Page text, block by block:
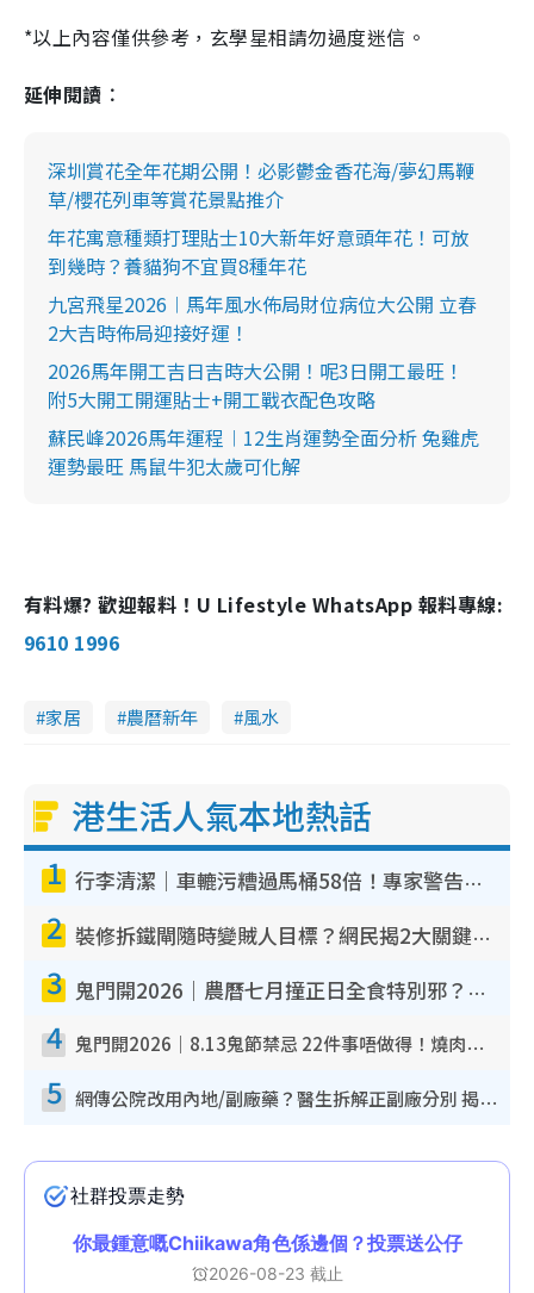
*以上內容僅供參考，玄學星相請勿過度迷信。
延伸閱讀︰
深圳賞花全年花期公開！必影鬱金香花海/夢幻馬鞭
草/櫻花列車等賞花景點推介
年花寓意種類打理貼士10大新年好意頭年花！可放
到幾時？養貓狗不宜買8種年花
九宮飛星2026︱馬年風水佈局財位病位大公開 立春
2大吉時佈局迎接好運！
2026馬年開工吉日吉時大公開！呢3日開工最旺！
附5大開工開運貼士+開工戰衣配色攻略
蘇民峰2026馬年運程︱12生肖運勢全面分析 兔雞虎
運勢最旺 馬鼠牛犯太歲可化解
有料爆? 歡迎報料！U Lifestyle WhatsApp 報料專線:
9610 1996
家居 農曆新年 風水
港生活人氣本地熱話
1 行李清潔｜車轆污糟過馬桶58倍！專家警告忌用酒精抹 教1招免污手除菌
2 裝修拆鐵閘隨時變賊人目標？網民揭2大關鍵用途：裝新式等於白裝？附新舊鐵閘分別
3 鬼門開2026｜農曆七月撞正日全食特別邪？專家警告切忌做一事！揭4大禁忌+2招保平安
4 鬼門開2026｜8.13鬼節禁忌 22件事唔做得！燒肉、刺身要少食？半夜勿吹口哨/打呢個電話
5 網傳公院改用內地/副廠藥？醫生拆解正副廠分別 揭4類人換藥隨時出事